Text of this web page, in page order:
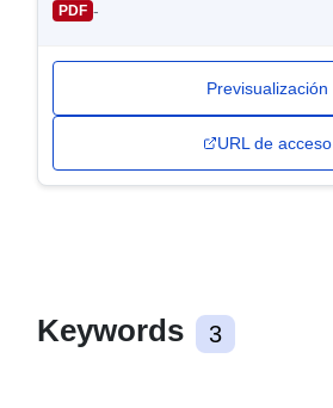
PDF -
Previsualización
URL de acceso
Keywords 3